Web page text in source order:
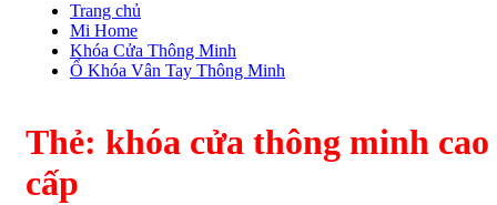
contentTrang chủ
Mi Home
Khóa Cửa Thông Minh
Ổ Khóa Vân Tay Thông Minh
Thẻ: khóa cửa thông minh cao
cấp